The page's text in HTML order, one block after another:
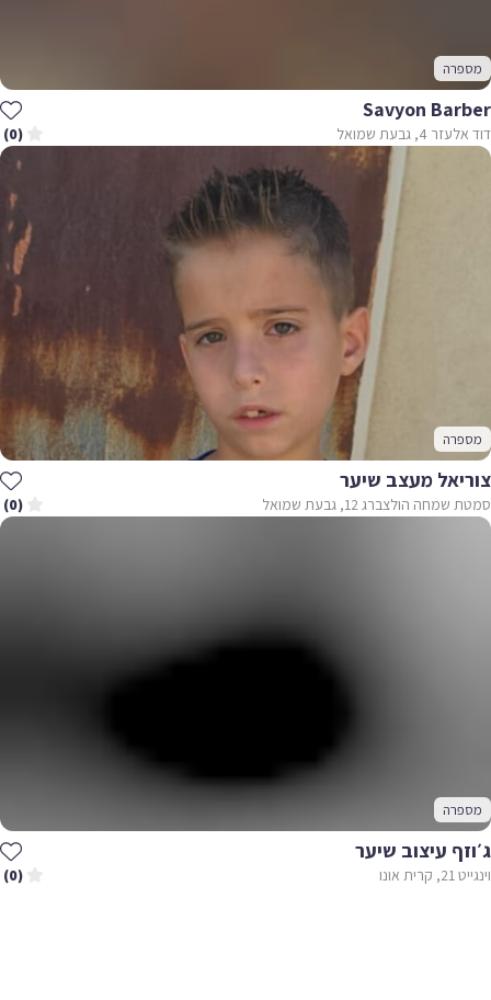
מספרה
Savyon Barber
דוד אלעזר 4, גבעת שמואל (0)
מספרה
צוריאל מעצב שיער
סמטת שמחה הולצברג 12, גבעת שמואל (0)
מספרה
ג׳וזף עיצוב שיער
וינגייט 21, קרית אונו (0)